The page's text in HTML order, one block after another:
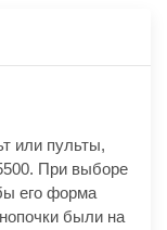
или пульты,
При выборе
его форма
были на